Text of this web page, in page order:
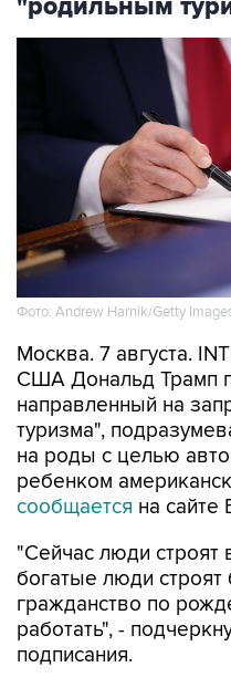
"родильным
Фото: Andrew Harnik/Getty
Москва. 7 августа.
США Дональд Трамп
направленный на
туризма",
на роды с целью
ребенком
сообщается на сайте
"Сейчас люди строят
богатые люди строят
гражданство по
работать", -
подписания.